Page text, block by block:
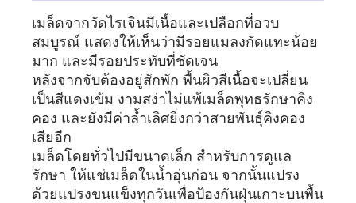
เมล็ดจากวัดไรเจินมีเนื้อและเปลือกที่อวบ
สมบูรณ์ แสดงให้เห็นว่ามีรอยแมลงกัดแทะน้อย
มาก และมีรอยประทับที่ชัดเจน
หลังจากจับต้องอยู่สักพัก พื้นผิวสีเนื้อจะเปลี่ยน
เป็นสีแดงเข้ม งามสง่าไม่แพ้เมล็ดพุทธรักษาคิง
คอง และยังมีค่าล้ำเลิศยิ่งกว่าสายพันธุ์คิงคอง
เสียอีก
เมล็ดโดยทั่วไปมีขนาดเล็ก สำหรับการดูแล
รักษา ให้แช่เมล็ดในน้ำอุ่นก่อน จากนั้นแปรง
ด้วยแปรงขนแข็งทุกวันเพื่อป้องกันฝุ่นเกาะบนพื้น